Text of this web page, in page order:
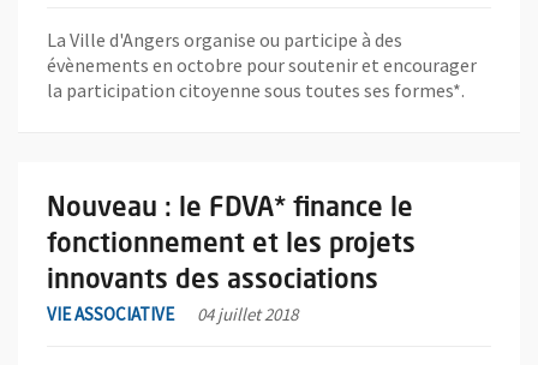
La Ville d'Angers organise ou participe à des
évènements en octobre pour soutenir et encourager
la participation citoyenne sous toutes ses formes*.
Nouveau : le FDVA* finance le
fonctionnement et les projets
innovants des associations
VIE ASSOCIATIVE 04 juillet 2018